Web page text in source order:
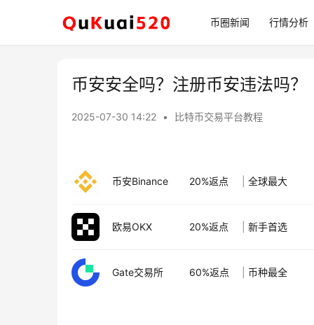
币圈新闻 行情分析
币安安全吗？注册币安违法吗？
2025-07-30 14:22 • 比特币交易平台教程
币安Binance 20%返点 全球最大
欧易OKX 20%返点 新手首选
Gate交易所 60%返点 币种最全